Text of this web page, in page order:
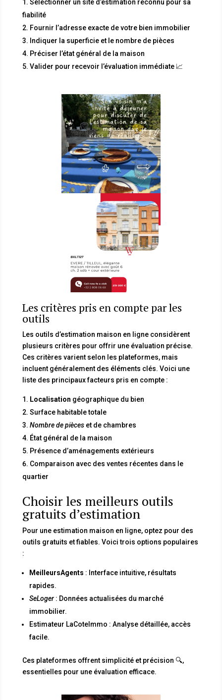
Sélectionner un site d’estimation reconnu pour sa
fiabilité
Fournir l’adresse exacte de votre bien immobilier
Indiquer la superficie et le nombre de pièces
Préciser l’état général de la maison
Valider pour recevoir l’évaluation immédiate 📈
Les critères pris en compte par les
outils
Les outils d’estimation maison en ligne considèrent
plusieurs critères pour offrir une évaluation précise.
Ces critères varient selon les plateformes, mais
incluent généralement des éléments clés. Voici une
liste des principaux facteurs pris en compte :
Localisation géographique du bien
Surface habitable totale
Nombre de pièceset de chambres
État général de la maison
Présence d’aménagements extérieurs
Comparaison avec des ventes récentes dans le
quartier
Choisir les meilleurs outils
gratuits d’estimation
Pour une estimation maison en ligne, optez pour des
outils gratuits et fiables. Voici trois options populaires
:
MeilleursAgents : Interface intuitive, résultats
rapides.
SeLoger: Données actualisées du marché
immobilier.
Estimateur LaCoteImmo : Analyse détaillée, accès
facile.
Ces plateformes offrent simplicité et précision 🔍,
essentielles pour une évaluation efficace.